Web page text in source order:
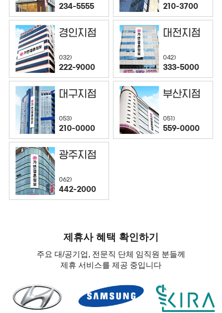
234-5555 210-3700
경인지점
032)
222-9000
대전지점
042)
333-5000
대구지점
053)
210-0000
부산지점
051)
559-0000
광주지점
062)
442-2000
제휴사 혜택 확인하기
주요 대/공기업, 전문직 단체 임직원 분들께
제휴 서비스를 제공 중입니다